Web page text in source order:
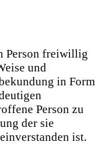
Person freiwillig
und
in Form
Person zu
der sie
ist.